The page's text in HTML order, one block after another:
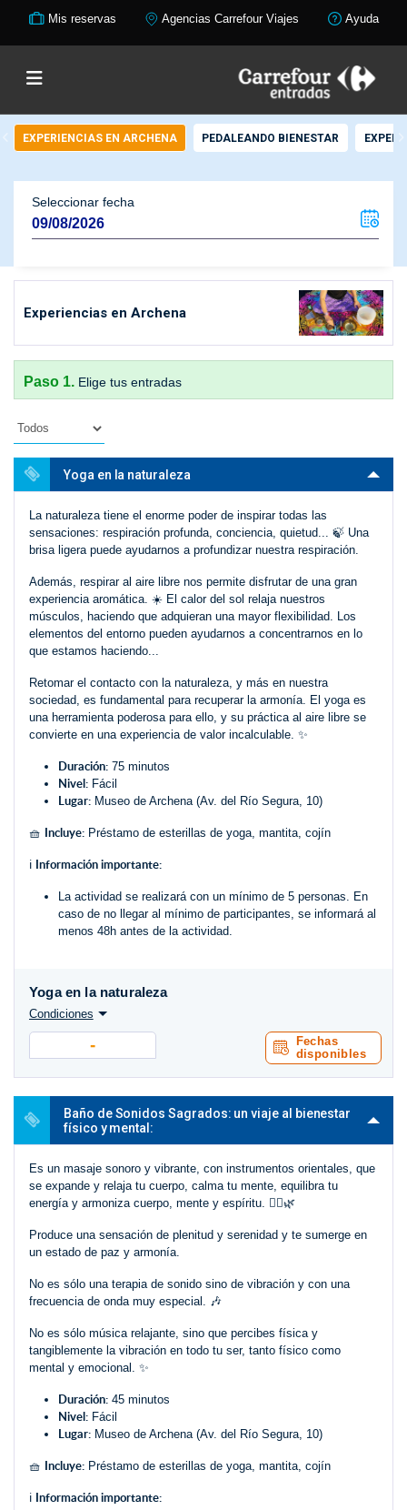
Mis reservas Agencias Carrefour Viajes Ayuda
EXPERIENCIAS EN ARCHENA PEDALEANDO BIENESTAR
Seleccionar fecha
Experiencias en Archena
Paso 1. Elige tus entradas
Yoga en la naturaleza
La naturaleza tiene el enorme poder de inspirar todas las
sensaciones: respiración profunda, conciencia, quietud... 🍃 Una
brisa ligera puede ayudarnos a profundizar nuestra respiración.
Además, respirar al aire libre nos permite disfrutar de una gran
experiencia aromática. ☀️ El calor del sol relaja nuestros
músculos, haciendo que adquieran una mayor flexibilidad. Los
elementos del entorno pueden ayudarnos a concentrarnos en lo
que estamos haciendo...
Retomar el contacto con la naturaleza, y más en nuestra
sociedad, es fundamental para recuperar la armonía. El yoga es
una herramienta poderosa para ello, y su práctica al aire libre se
convierte en una experiencia de valor incalculable. ✨
Duración: 75 minutos
Nivel: Fácil
Lugar: Museo de Archena (Av. del Río Segura, 10)
🧺 Incluye: Préstamo de esterillas de yoga, mantita, cojín
ℹ️ Información importante:
La actividad se realizará con un mínimo de 5 personas. En
caso de no llegar al mínimo de participantes, se informará al
menos 48h antes de la actividad.
-
Yoga en la naturaleza
Condiciones
Fechas
disponibles
Baño de Sonidos Sagrados: un viaje al bienestar
físico y mental:
Es un masaje sonoro y vibrante, con instrumentos orientales, que
se expande y relaja tu cuerpo, calma tu mente, equilibra tu
energía y armoniza cuerpo, mente y espíritu. 🧘‍♀️🌿
Produce una sensación de plenitud y serenidad y te sumerge en
un estado de paz y armonía.
No es sólo una terapia de sonido sino de vibración y con una
frecuencia de onda muy especial. 🎶
No es sólo música relajante, sino que percibes física y
tangiblemente la vibración en todo tu ser, tanto físico como
mental y emocional. ✨
Duración: 45 minutos
Nivel: Fácil
Lugar: Museo de Archena (Av. del Río Segura, 10)
🧺 Incluye: Préstamo de esterillas de yoga, mantita, cojín
ℹ️ Información importante: